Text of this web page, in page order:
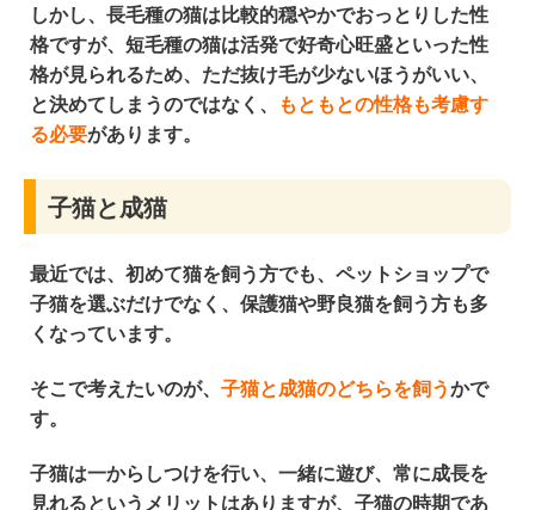
しかし、長毛種の猫は比較的穏やかでおっとりした性
格ですが、短毛種の猫は活発で好奇心旺盛といった性
格が見られるため、ただ抜け毛が少ないほうがいい、
と決めてしまうのではなく、
もともとの性格も考慮す
る必要があります。
子猫と成猫
最近では、初めて猫を飼う方でも、ペットショップで
子猫を選ぶだけでなく、保護猫や野良猫を飼う方も多
くなっています。
そこで考えたいのが、 子猫と成猫のどちらを飼うかで
す。
子猫は一からしつけを行い、一緒に遊び、 常に成長を
見れるというメリットはありますが、子猫の時期であ